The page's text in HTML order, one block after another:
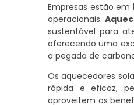
Empresas estão
operacionais.
sustentável para
oferecendo uma
a pegada de
Os aquecedores
rápida e eficaz,
aproveitem os